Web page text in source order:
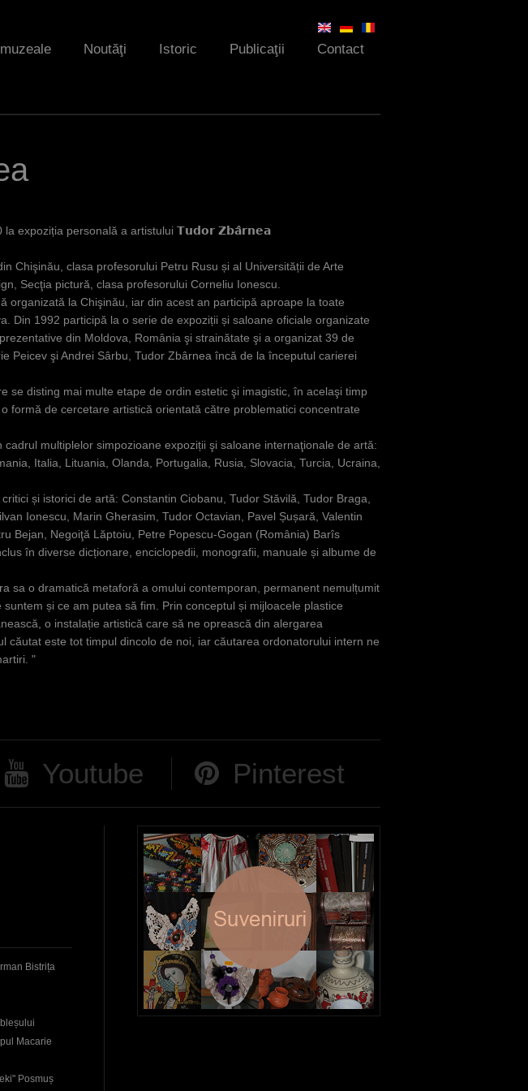
Noutăţi Istoric Publicaţii Contact
la expoziția personală a artistului 𝗧𝘂𝗱𝗼𝗿 𝗭𝗯𝗮̂𝗿𝗻𝗲𝗮
Chişinău, clasa profesorului Petru Rusu și al Universității de Arte
Secţia pictură, clasa profesorului Corneliu Ionescu.
la Chişinău, iar din acest an participă aproape la toate
Din 1992 participă la o serie de expoziții și saloane oficiale organizate
din Moldova, România şi strainătate şi a organizat 39 de
Peicev şi Andrei Sârbu, Tudor Zbârnea încă de la începutul carierei
disting mai multe etape de ordin estetic şi imagistic, în acelaşi timp
formă de cercetare artistică orientată către problematici concentrate
multiplelor simpozioane expoziții şi saloane internaţionale de artă:
Italia, Lituania, Olanda, Portugalia, Rusia, Slovacia, Turcia, Ucraina,
și istorici de artă: Constantin Ciobanu, Tudor Stăvilă, Tudor Braga,
Ionescu, Marin Gherasim, Tudor Octavian, Pavel Șușară, Valentin
Bejan, Negoiţă Lăptoiu, Petre Popescu-Gogan (România) Barîs
în diverse dicționare, enciclopedii, monografii, manuale și albume de
sa o dramatică metaforă a omului contemporan, permanent nemulțumit
și ce am putea să fim. Prin conceptul și mijloacele plastice
o instalație artistică care să ne oprească din alergarea
este tot timpul dincolo de noi, iar căutarea ordonatorului intern ne
"
Youtube Pinterest
Bistrița
Macarie
Posmuș